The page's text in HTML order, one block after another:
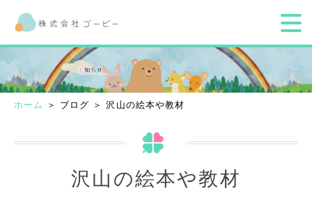
ホーム ＞ ブログ ＞ 沢山の絵本や教材
沢山の絵本や教材